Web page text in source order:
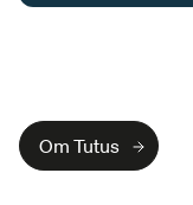
Om Tutus